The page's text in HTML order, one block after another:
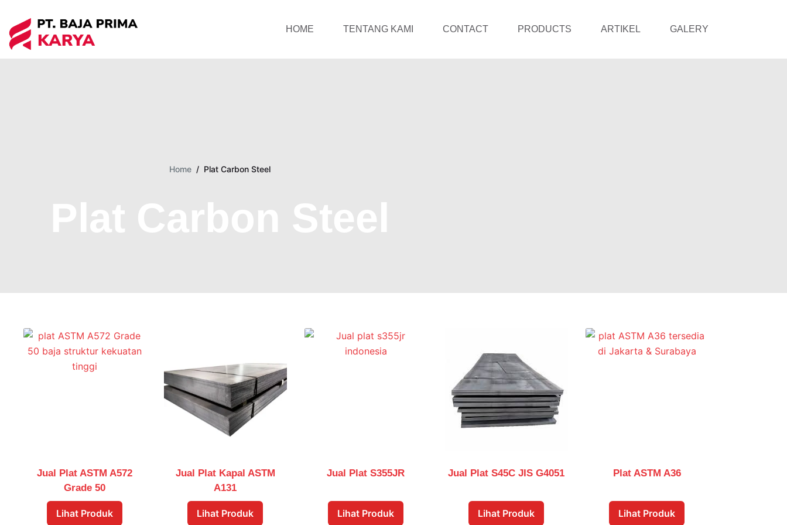
content
HOME TENTANG KAMI CONTACT PRODUCTS ARTIKEL GALERY
Home / Plat Carbon Steel
Jual Plat ASTM A572
Grade 50
Lihat Produk
Jual Plat Kapal ASTM
A131
Lihat Produk
Jual Plat S355JR
Lihat Produk
Jual Plat S45C JIS G4051
Lihat Produk
Plat ASTM A36
Lihat Produk